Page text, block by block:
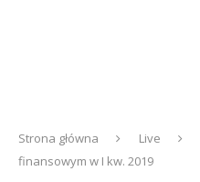
Strona główna Live
finansowym w I kw. 2019